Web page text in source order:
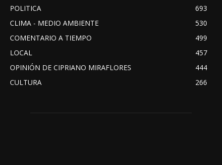
POLITICA
693
CLIMA - MEDIO AMBIENTE
530
COMENTARIO A TIEMPO
499
LOCAL
457
OPINIÓN DE CIPRIANO MIRAFLORES
444
CULTURA
266